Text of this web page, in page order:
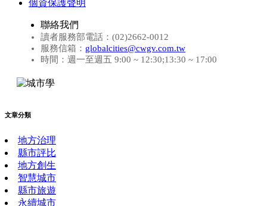
個資保護聲明
聯絡我們
讀者服務部電話：(02)2662-0012
服務信箱： globalcities@cwgv.com.tw
時間：週一至週五 9:00 ~ 12:30;13:30 ~ 17:00
文章分類
地方治理
縣市評比
地方創生
智慧城市
縣市旅遊
永續城市